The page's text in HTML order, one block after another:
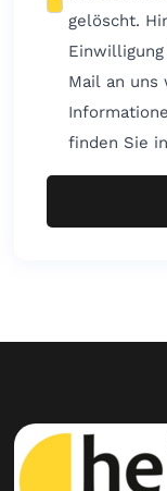
gelöscht. Hinweis: Sie können Ihre
Mail an
finden Sie